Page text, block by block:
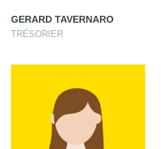
GERARD TAVERNARO
TRÉSORIER